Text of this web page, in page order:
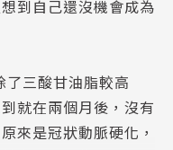
到自己還沒機會成為
三酸甘油脂較高
就在兩個月後，沒有
來是冠狀動脈硬化，